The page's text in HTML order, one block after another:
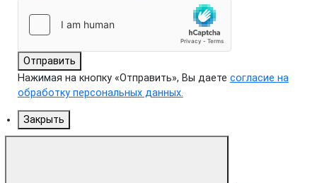
Отправить
Нажимая на кнопку «Отправить», Вы даете согласие на
обработку персональных данных.
Закрыть